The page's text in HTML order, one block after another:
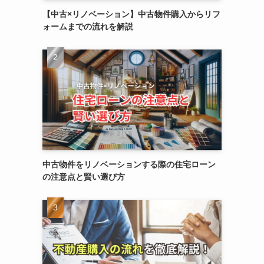
【中古×リノベーション】中古物件購入からリフ
ォームまでの流れを解説
中古物件をリノベーションする際の住宅ローン
の注意点と賢い選び方